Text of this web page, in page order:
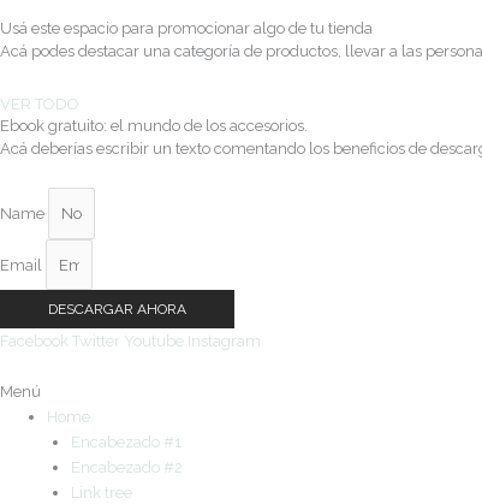
Usá este espacio para promocionar algo de tu tienda
Acá podes destacar una categoría de productos, llevar a las
VER TODO
Ebook gratuito: el mundo de los accesorios.
Acá deberías escribir un texto comentando los beneficios de
Name
Email
DESCARGAR AHORA
Facebook Twitter Youtube Instagram
Menú
Home
Encabezado #1
Encabezado #2
Link tree